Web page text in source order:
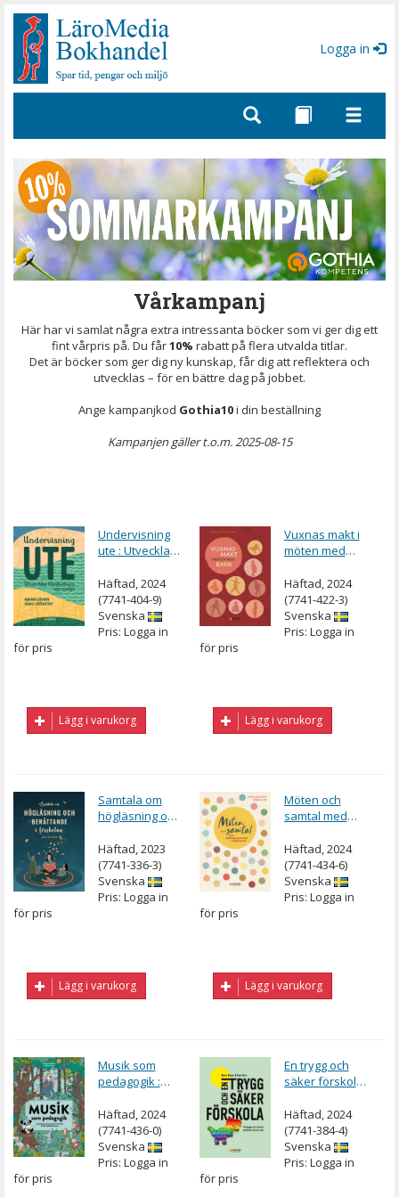
Gå
sidinnehåll
Logga in
Vårkampanj
Här har vi samlat några extra intressanta böcker som vi ger dig ett
fint vårpris på. Du får10% rabatt på flera utvalda titlar.
Det är böcker som ger dig ny kunskap, får dig att reflektera och
utvecklas – för en bättre dag på jobbet.
Ange kampanjkod Gothia10i din beställning
Kampanjen gäller t.o.m. 2025-08-15
Undervisning
ute : Utveckla
lärmiljö
Häftad, 2024
(7741-404-9)
Svenska
Pris: Logga in
för pris
Lägg i varukorg
Vuxnas makt i
möten med
Häftad, 2024
(7741-422-3)
Svenska
Pris: Logga in
för pris
Lägg i varukorg
Samtala om
högläsning och
förskolan
Häftad, 2023
(7741-336-3)
Svenska
Pris: Logga in
för pris
Lägg i varukorg
Möten och
samtal med
i förskolan
Häftad, 2024
(7741-434-6)
Svenska
Pris: Logga in
för pris
Lägg i varukorg
Musik som
pedagogik :
aktiviteter för
förskolan
Häftad, 2024
(7741-436-0)
Svenska
Pris: Logga in
för pris
En trygg och
säker förskola
hantera
konflikter, hot
och våld
Häftad, 2024
(7741-384-4)
Svenska
Pris: Logga in
för pris